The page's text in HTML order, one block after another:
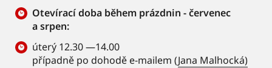
Otevírací doba během prázdnin - červenec
a srpen:
úterý 12.30 —14.00
případně po dohodě e-mailem (Jana Malhocká)